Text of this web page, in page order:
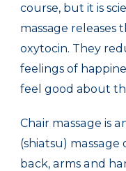
course, but it is
massage releases
oxytocin. They
feelings of
feel good about
Chair massage is
(shiatsu) massage
back, arms and